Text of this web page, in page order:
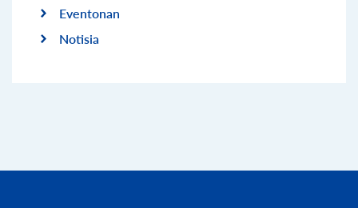
Eventonan
Notisia